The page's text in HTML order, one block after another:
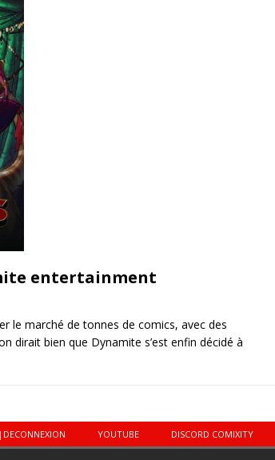
entertainment
le marché de tonnes de comics, avec des
dirait bien que Dynamite s’est enfin décidé à
YOUTUBE DISCORD COMIXITY